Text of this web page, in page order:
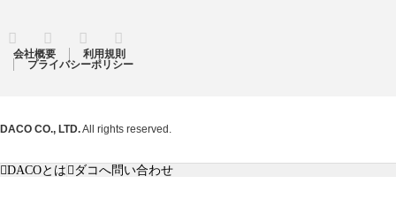
Twitter FacebookInstagram
会社概要
利用規則
プライバシーポリシー
DACO CO., LTD.All rights reserved.
DACOとは ダコへ問い合わせ